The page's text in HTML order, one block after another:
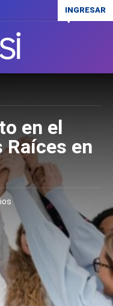
INGRESAR
en el
Raíces en